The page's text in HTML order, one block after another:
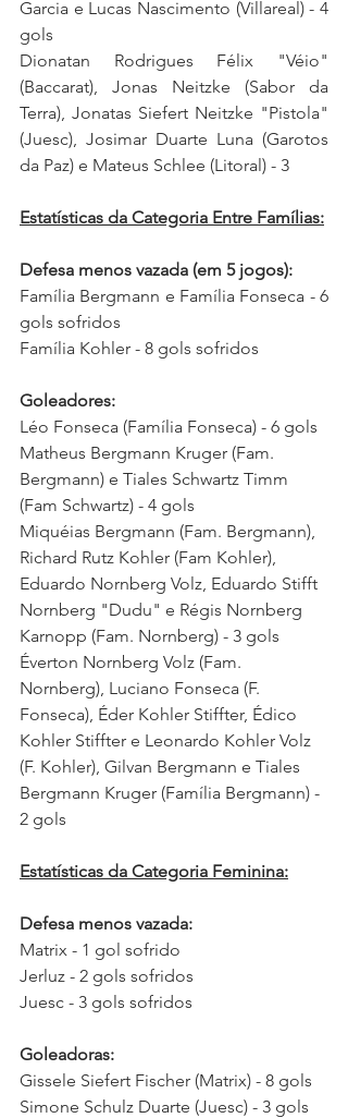
Garcia e Lucas Nascimento (Villareal) - 4
gols
Dionatan Rodrigues Félix "Véio"
(Baccarat), Jonas Neitzke (Sabor da
Terra), Jonatas Siefert Neitzke "Pistola"
(Juesc), Josimar Duarte Luna (Garotos
da Paz) e Mateus Schlee (Litoral) - 3
Estatísticas da Categoria Entre Famílias:
Defesa menos vazada (em 5 jogos):
Família Bergmann e Família Fonseca - 6
gols sofridos
Família Kohler - 8 gols sofridos
Goleadores:
Léo Fonseca (Família Fonseca) - 6 gols
Matheus Bergmann Kruger (Fam.
Bergmann) e Tiales Schwartz Timm
(Fam Schwartz) - 4 gols
Miquéias Bergmann (Fam. Bergmann),
Richard Rutz Kohler (Fam Kohler),
Eduardo Nornberg Volz, Eduardo Stifft
Nornberg "Dudu" e Régis Nornberg
Karnopp (Fam. Nornberg) - 3 gols
Éverton Nornberg Volz (Fam.
Nornberg), Luciano Fonseca (F.
Fonseca), Éder Kohler Stiffter, Édico
Kohler Stiffter e Leonardo Kohler Volz
(F. Kohler), Gilvan Bergmann e Tiales
Bergmann Kruger (Família Bergmann) -
2 gols
Estatísticas da Categoria Feminina:
Defesa menos vazada:
Matrix - 1 gol sofrido
Jerluz - 2 gols sofridos
Juesc - 3 gols sofridos
Goleadoras:
Gissele Siefert Fischer (Matrix) - 8 gols
Simone Schulz Duarte (Juesc) - 3 gols